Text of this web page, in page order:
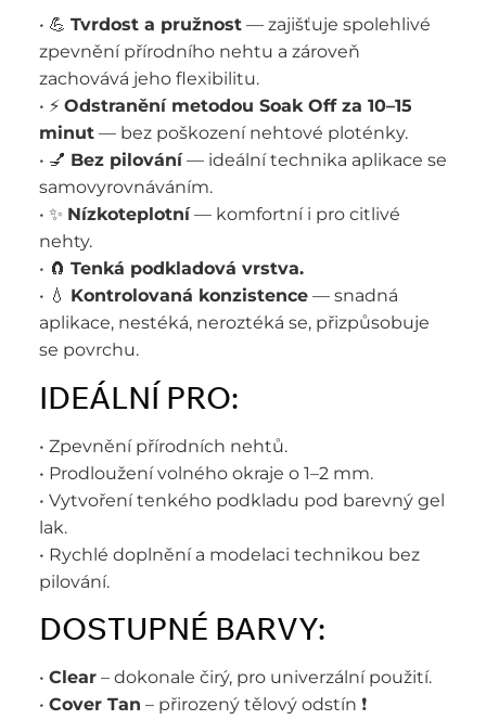
• 💪 Tvrdost a pružnost — zajišťuje spolehlivé
zpevnění přírodního nehtu a zároveň
zachovává jeho flexibilitu.
• ⚡ Odstranění metodou Soak Off za 10–15
minut — bez poškození nehtové ploténky.
• 💅 Bez pilování— ideální technika aplikace se
samovyrovnáváním.
• ✨ Nízkoteplotní— komfortní i pro citlivé
nehty.
• 🧲 Tenká podkladová vrstva.
• 💧 Kontrolovaná konzistence — snadná
aplikace, nestéká, neroztéká se, přizpůsobuje
se povrchu.
IDEÁLNÍ PRO:
• Zpevnění přírodních nehtů.
• Prodloužení volného okraje o 1–2 mm.
• Vytvoření tenkého podkladu pod barevný gel
lak.
• Rychlé doplnění a modelaci technikou bez
pilování.
DOSTUPNÉ BARVY:
• Clear – dokonale čirý, pro univerzální použití.
• Cover Tan – přirozený tělový odstín ❗️